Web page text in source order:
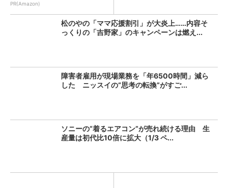
PR(Amazon)
松のやの「ママ応援割引」が大炎上……内容そ
っくりの「吉野家」のキャンペーンは燃え...
障害者雇用が現場業務を「年6500時間」減ら
した ニッスイの“思考の転換”がすご...
ソニーの“着るエアコン”が売れ続ける理由 生
産量は初代比10倍に拡大（1/3 ペ...